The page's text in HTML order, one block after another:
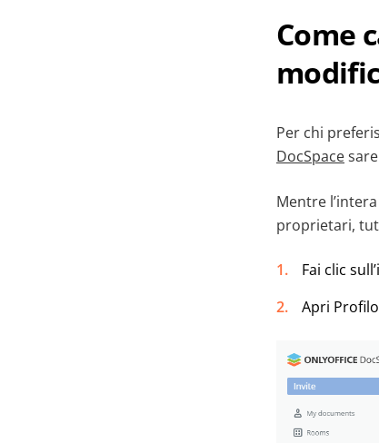
Come
Per chi
DocSpace
Mentre
proprietari,
Fai clic
Apri